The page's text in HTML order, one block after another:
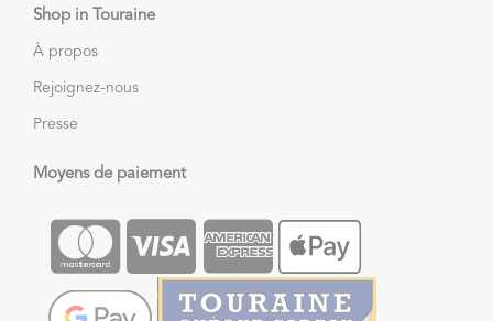
Shop in Touraine
À propos
Rejoignez-nous
Presse
Moyens de paiement